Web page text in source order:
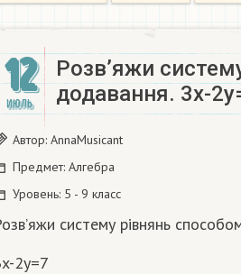
12
ИЮЛЬ
Розвʼяжи
додавання. 3x-
Автор: AnnaMusicant
Предмет: Алгебра
Уровень: 5 - 9 класс
систему рівнянь
2y=7